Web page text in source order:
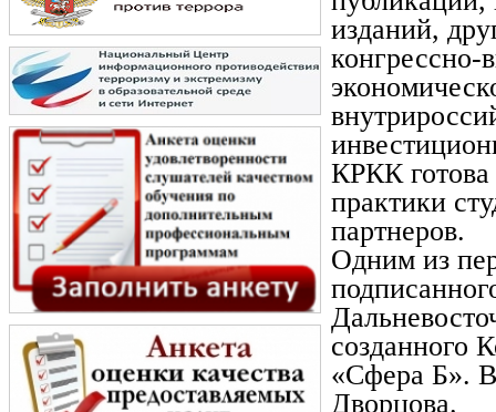
изданий,
конгрессно-
КРКК готова
практики
партнеров.
Одним из
созданного
«Сфера Б».
Дворцова.